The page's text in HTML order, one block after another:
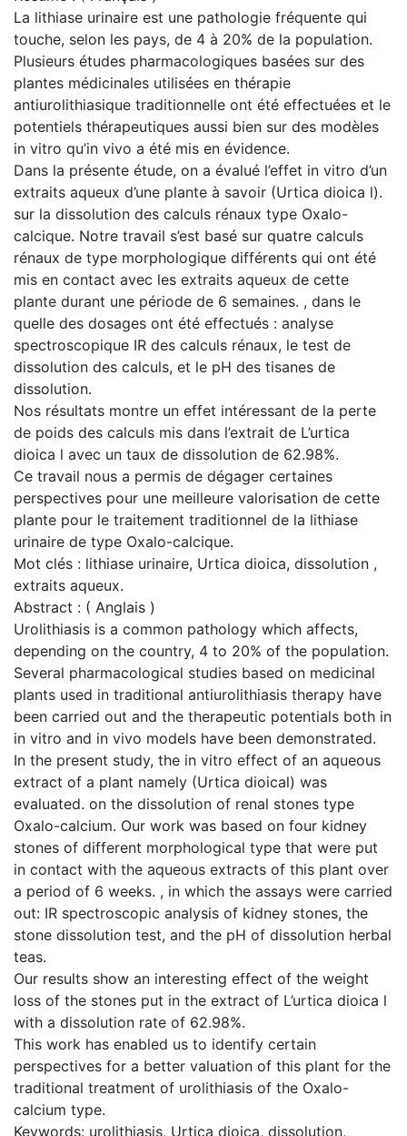
La lithiase urinaire est une pathologie fréquente qui
touche, selon les pays, de 4 à 20% de la population.
Plusieurs études pharmacologiques basées sur des
plantes médicinales utilisées en thérapie
antiurolithiasique traditionnelle ont été effectuées et le
potentiels thérapeutiques aussi bien sur des modèles
in vitro qu’in vivo a été mis en évidence.
Dans la présente étude, on a évalué l’effet in vitro d’un
extraits aqueux d’une plante à savoir (Urtica dioica l).
sur la dissolution des calculs rénaux type Oxalo-
calcique. Notre travail s’est basé sur quatre calculs
rénaux de type morphologique différents qui ont été
mis en contact avec les extraits aqueux de cette
plante durant une période de 6 semaines. , dans le
quelle des dosages ont été effectués : analyse
spectroscopique IR des calculs rénaux, le test de
dissolution des calculs, et le pH des tisanes de
dissolution.
Nos résultats montre un effet intéressant de la perte
de poids des calculs mis dans l’extrait de L’urtica
dioica l avec un taux de dissolution de 62.98%.
Ce travail nous a permis de dégager certaines
perspectives pour une meilleure valorisation de cette
plante pour le traitement traditionnel de la lithiase
urinaire de type Oxalo-calcique.
Mot clés : lithiase urinaire, Urtica dioica, dissolution ,
extraits aqueux.
Abstract : ( Anglais )
Urolithiasis is a common pathology which affects,
depending on the country, 4 to 20% of the population.
Several pharmacological studies based on medicinal
plants used in traditional antiurolithiasis therapy have
been carried out and the therapeutic potentials both in
in vitro and in vivo models have been demonstrated.
In the present study, the in vitro effect of an aqueous
extract of a plant namely (Urtica dioical) was
evaluated. on the dissolution of renal stones type
Oxalo-calcium. Our work was based on four kidney
stones of different morphological type that were put
in contact with the aqueous extracts of this plant over
a period of 6 weeks. , in which the assays were carried
out: IR spectroscopic analysis of kidney stones, the
stone dissolution test, and the pH of dissolution herbal
teas.
Our results show an interesting effect of the weight
loss of the stones put in the extract of L’urtica dioica l
with a dissolution rate of 62.98%.
This work has enabled us to identify certain
perspectives for a better valuation of this plant for the
traditional treatment of urolithiasis of the Oxalo-
calcium type.
Keywords: urolithiasis, Urtica dioica, dissolution,